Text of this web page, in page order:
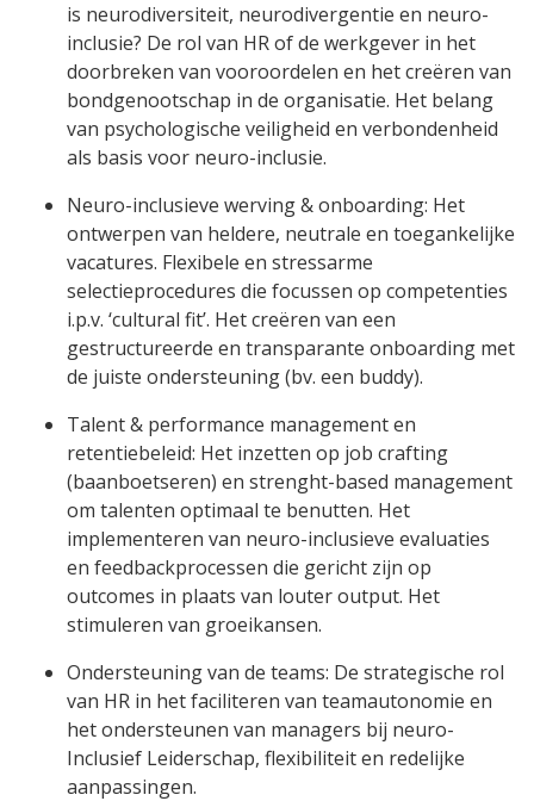
is neurodiversiteit, neurodivergentie en neuro-
inclusie? De rol van HR of de werkgever in het
doorbreken van vooroordelen en het creëren van
bondgenootschap in de organisatie. Het belang
van psychologische veiligheid en verbondenheid
als basis voor neuro-inclusie.
Neuro-inclusieve werving & onboarding: Het
ontwerpen van heldere, neutrale en toegankelijke
vacatures. Flexibele en stressarme
selectieprocedures die focussen op competenties
i.p.v. ‘cultural fit’. Het creëren van een
gestructureerde en transparante onboarding met
de juiste ondersteuning (bv. een buddy).
Talent & performance management en
retentiebeleid: Het inzetten op job crafting
(baanboetseren) en strenght-based management
om talenten optimaal te benutten. Het
implementeren van neuro-inclusieve evaluaties
en feedbackprocessen die gericht zijn op
outcomes in plaats van louter output. Het
stimuleren van groeikansen.
Ondersteuning van de teams: De strategische rol
van HR in het faciliteren van teamautonomie en
het ondersteunen van managers bij neuro-
Inclusief Leiderschap, flexibiliteit en redelijke
aanpassingen.